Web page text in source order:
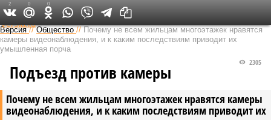
Федеральный выпуск
Версия //Общество //Почему не всем жильцам многоэтажек нравятся
камеры видеонаблюдения, и к каким последствиям приводит их
умышленная порча
Почему не всем жильцам многоэтажек нравятся камеры
видеонаблюдения, и к каким последствиям приводит их
2305
Подъезд против камеры
2 0 0